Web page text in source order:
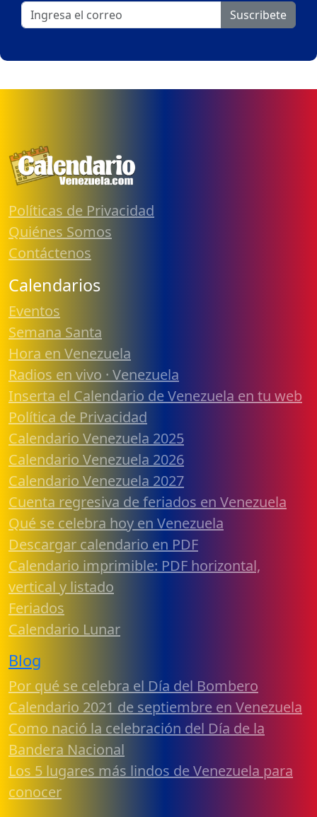
Suscribete
Políticas de Privacidad
Quiénes Somos
Contáctenos
Calendarios
Eventos
Semana Santa
Hora en Venezuela
Radios en vivo · Venezuela
Inserta el Calendario de Venezuela en tu web
Política de Privacidad
Calendario Venezuela 2025
Calendario Venezuela 2026
Calendario Venezuela 2027
Cuenta regresiva de feriados en Venezuela
Qué se celebra hoy en Venezuela
Descargar calendario en PDF
Calendario imprimible: PDF horizontal,
vertical y listado
Feriados
Calendario Lunar
Blog
Por qué se celebra el Día del Bombero
Calendario 2021 de septiembre en Venezuela
Como nació la celebración del Día de la
Bandera Nacional
Los 5 lugares más lindos de Venezuela para
conocer